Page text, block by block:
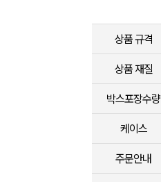
상품 규격
상품 재질
박스포장수량
케이스
주문안내